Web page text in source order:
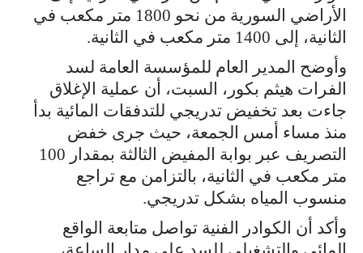
الأراضي ‏السورية من نحو 1800 متر مكعب في
الثانية، إلى 1400 متر مكعب في ‏الثانية.‏
وأوضح المدير العام للمؤسسة العامة لسد
الفرات هيثم بكور، السبت، أن عملية الإغلاق
جاءت بعد تخفيض تدريجي للتدفقات ‏المائية بدأ
منذ مساء أمس الجمعة، حيث جرى خفض
التصريف عبر بوابة ‏المفيض الثالثة بمقدار 100
متر مكعب في الثانية، بالتزامن مع تراجع
‏منسوب المياه بشكل تدريجي.‏
وأكد أن الكوادر الفنية تواصل متابعة الواقع